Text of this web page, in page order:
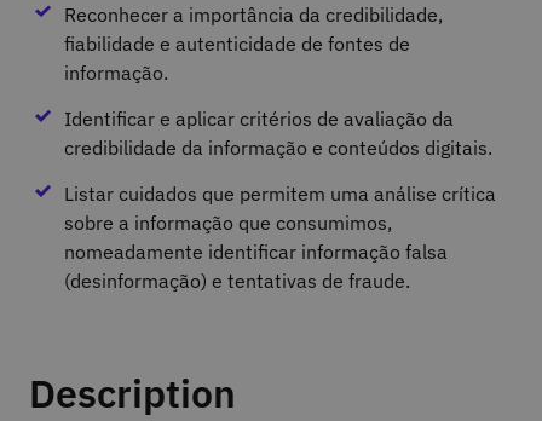
Reconhecer a importância da credibilidade,
fiabilidade e autenticidade de fontes de
informação.
Identificar e aplicar critérios de avaliação da
credibilidade da informação e conteúdos digitais.
Listar cuidados que permitem uma análise crítica
sobre a informação que consumimos,
nomeadamente identificar informação falsa
(desinformação) e tentativas de fraude.
Description